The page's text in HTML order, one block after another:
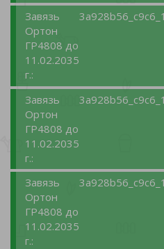
Завязь
Ортон
ГР4808 до
11.02.2035
г.:
Завязь
Ортон
ГР4808 до
11.02.2035
г.:
Завязь
Ортон
ГР4808 до
11.02.2035
г.: